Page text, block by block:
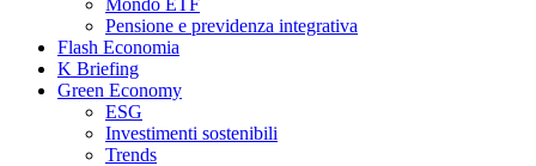
Mondo ETF
Pensione e previdenza integrativa
Flash Economia
K Briefing
Green Economy
ESG
Investimenti sostenibili
Trends